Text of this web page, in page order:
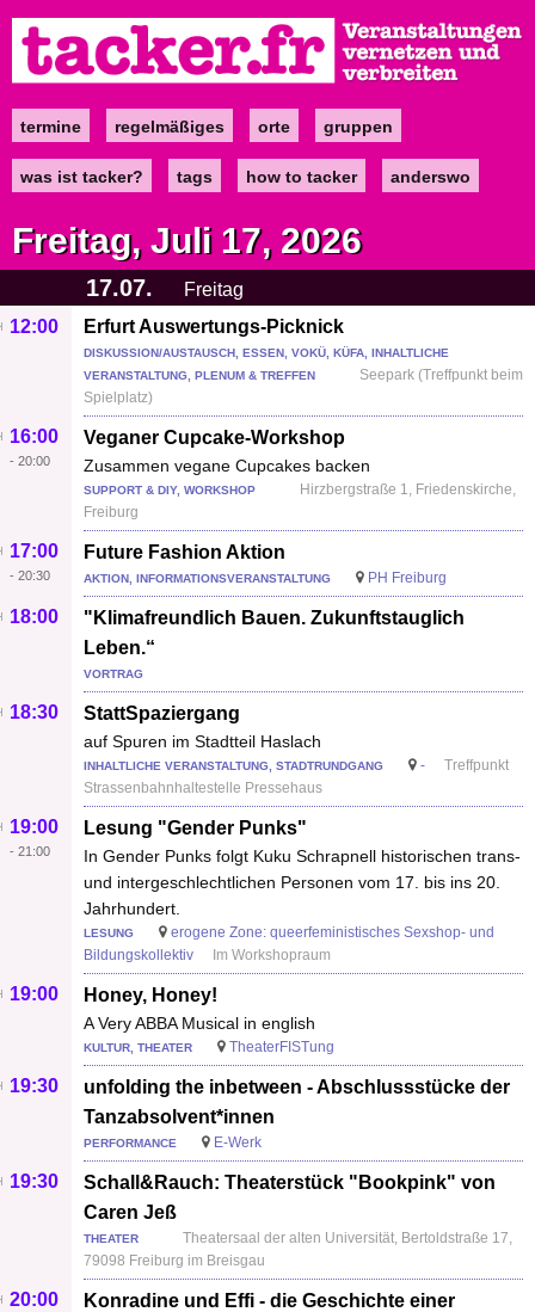
zum
Inhalt
Maintermine regelmäßiges orte gruppen
was ist tacker? tags how to tacker anderswo
Freitag, Juli 17, 2026
17.07.
Freitag
Erfurt Auswertungs-Picknick
12:00
DISKUSSION/AUSTAUSCH, ESSEN, VOKÜ, KÜFA, INHALTLICHE
VERANSTALTUNG, PLENUM & TREFFEN
Seepark (Treffpunkt beim
Spielplatz)
Veganer Cupcake-Workshop
Zusammen vegane Cupcakes backen
16:00
- 20:00
SUPPORT & DIY, WORKSHOP
Hirzbergstraße 1, Friedenskirche,
Freiburg
Future Fashion Aktion
17:00
- 20:30 AKTION, INFORMATIONSVERANSTALTUNG PH Freiburg
"Klimafreundlich Bauen. Zukunftstauglich
Leben.“
18:00
VORTRAG
StattSpaziergang
auf Spuren im Stadtteil Haslach
18:30
INHALTLICHE VERANSTALTUNG, STADTRUNDGANG -
Treffpunkt
Strassenbahnhaltestelle Pressehaus
Lesung "Gender Punks"
In Gender Punks folgt Kuku Schrapnell historischen trans-
und intergeschlechtlichen Personen vom 17. bis ins 20.
Jahrhundert.
19:00
- 21:00
LESUNG
erogene Zone: queerfeministisches Sexshop- und
Bildungskollektiv
Im Workshopraum
Honey, Honey!
A Very ABBA Musical in english
19:00
KULTUR, THEATER TheaterFISTung
unfolding the inbetween - Abschlussstücke der
Tanzabsolvent*innen
19:30
PERFORMANCE E-Werk
Schall&Rauch: Theaterstück "Bookpink" von
Caren Jeß
19:30
THEATER
Theatersaal der alten Universität, Bertoldstraße 17,
79098 Freiburg im Breisgau
Konradine und Effi - die Geschichte einer
20:00